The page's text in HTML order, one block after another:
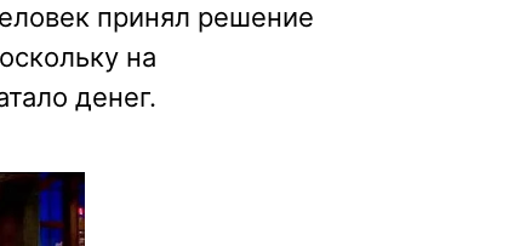
принял решение
на
денег.